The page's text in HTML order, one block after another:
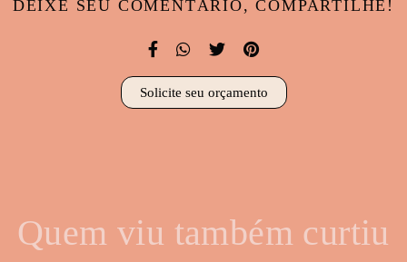
DEIXE SEU COMENTÁRIO, COMPARTILHE!
Solicite seu orçamento
Quem viu também curtiu